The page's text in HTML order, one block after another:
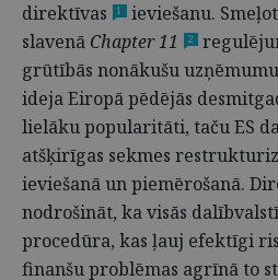
direktīvas
1
ieviešanu.
slavenā Chapter 11 2
grūtībās nonākušu
ideja Eiropā pēdējās
lielāku popularitāti, taču ES
atšķirīgas sekmes
ieviešanā un piemērošanā.
nodrošināt, ka visās
procedūra, kas ļauj efektīgi
finanšu problēmas agrīnā to